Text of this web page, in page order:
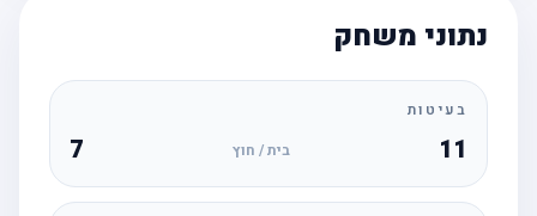
נתוני משחק
בעיטות
11 בית / חוץ